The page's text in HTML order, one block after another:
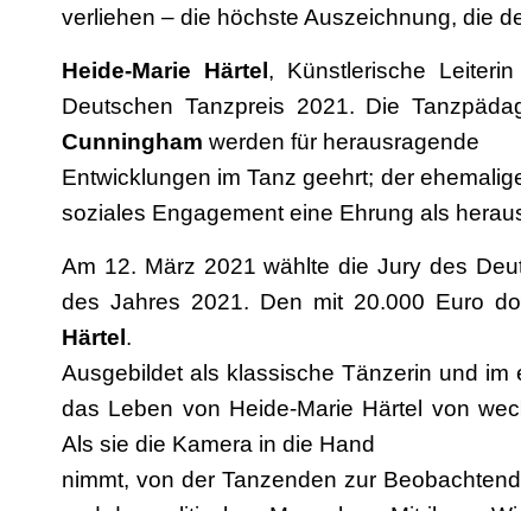
verliehen – die höchste Auszeichnung, die
Heide-Marie Härtel , Künstlerische
Deutschen Tanzpreis 2021. Die
Cunningham werden für herausragende
Entwicklungen im Tanz geehrt; der
soziales Engagement eine Ehrung als
Am 12. März 2021 wählte die Jury des
des Jahres 2021. Den mit 20.000 Euro
Härtel .
Ausgebildet als klassische Tänzerin und
das Leben von Heide-Marie Härtel von
Als sie die Kamera in die Hand
nimmt, von der Tanzenden zur